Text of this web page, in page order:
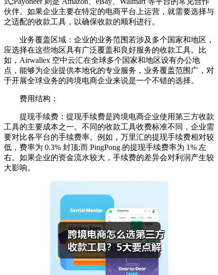
伙伴。如果企业主要在特定的电商平台上运营，就需要选择与
之适配的收款工具，以确保收款的顺利进行。
业务覆盖区域：企业的业务范围若涉及多个国家和地区，
应选择在这些地区具有广泛覆盖和良好服务的收款工具。比
如，Airwallex 空中云汇在全球多个国家和地区设有办公地
点，能够为企业提供本地化的专业服务，业务覆盖范围广，对
于开展全球业务的跨境电商企业来说是一个不错的选择。
费用结构：
提现手续费：提现手续费是跨境电商企业使用第三方收款
工具的主要成本之一。不同的收款工具收费标准不同，企业需
要对比各平台的手续费率。例如，万里汇的提现手续费相对较
低，费率为 0.3% 封顶;而 PingPong 的提现手续费率为 1% 左
右。如果企业的资金流水较大，手续费的差异会对利润产生较
大影响。